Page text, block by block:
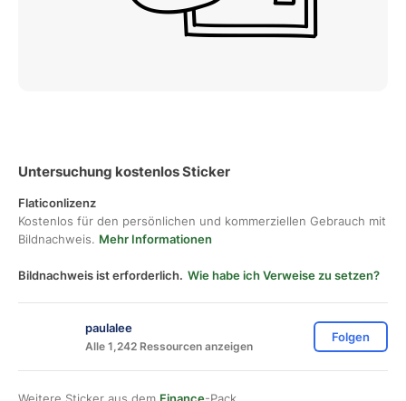
Untersuchung kostenlos Sticker
Flaticonlizenz
Kostenlos für den persönlichen und kommerziellen Gebrauch mit
Bildnachweis. Mehr Informationen
Bildnachweis ist erforderlich. Wie habe ich Verweise zu setzen?
paulalee
Alle 1,242 Ressourcen anzeigen
Folgen